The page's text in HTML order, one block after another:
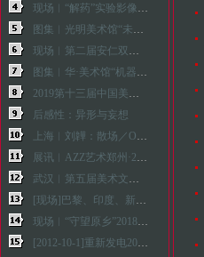
现场︱“解药”实验影像艺术展
图集︱光明美术馆“未来艺术学”展览现场
现场︱第二届安仁双年展：共同的神话
图集︱华·美术馆“机器·人·艺术·时代”展览现场
2019第十三届中国美术批评家年会——批评视野中的艺术机构
后感性：异形与妄想
上海︱刘韡：散场／OVER
展讯︱AZZ艺术郑州·2016“全球中国”当代艺术展
武汉︱第五届美术文献展：生生—自然、人和技术的生产
[现场]巴黎、印度、新加坡、上海、香港、广州各地展览
现场︱“守望原乡”2018广安田野双年展
[2012-10-1]重新发电2012第九届上海双年展现场